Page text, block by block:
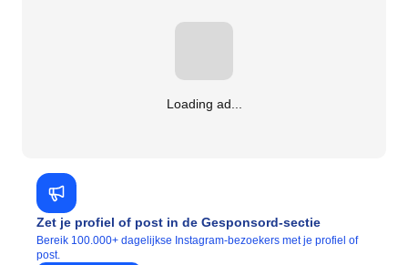
Loading ad...
Zet je profiel of post in de Gesponsord-sectie
Bereik 100.000+ dagelijkse Instagram-bezoekers met je profiel of
post.